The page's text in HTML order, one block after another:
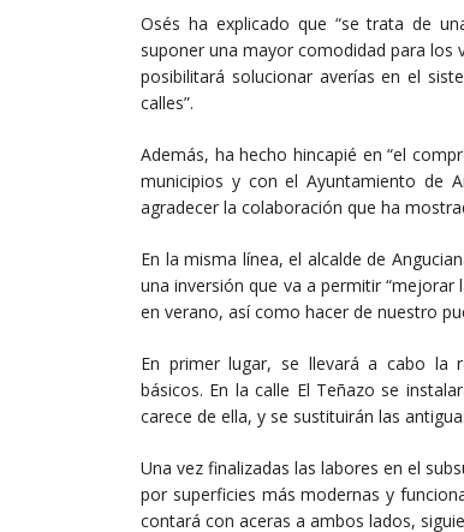
Osés ha explicado que “se trata de
suponer una mayor comodidad para los
posibilitará solucionar averías en el
calles”.
Además, ha hecho hincapié en “el
municipios y con el Ayuntamiento de
agradecer la colaboración que ha
En la misma línea, el alcalde de
una inversión que va a permitir
en verano, así como hacer de nuestro
En primer lugar, se llevará a cabo la
básicos. En la calle El Teñazo se
carece de ella, y se sustituirán las
Una vez finalizadas las labores en el
por superficies más modernas y
contará con aceras a ambos lados,